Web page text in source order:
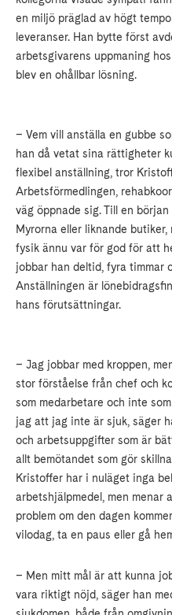
en miljö präglad av högt
leveranser. Han bytte först
arbetsgivarens uppmaning
blev en ohållbar lösning.
– Vem vill anställa en gubbe
han då vetat sina rättigheter
flexibel anställning, tror
Arbetsförmedlingen,
väg öppnade sig. Till en
Myrorna eller liknande
fysik ännu var för god för att
jobbar han deltid, fyra timmar
Anställningen är
hans förutsättningar.
– Jag jobbar med kroppen,
stor förståelse från chef och
som medarbetare och inte
jag att jag inte är sjuk, säger
och arbetsuppgifter som är
allt bemötandet som gör
Kristoffer har i nuläget inga
arbetshjälpmedel, men menar
problem om den dagen
vilodag, ta en paus eller gå
– Men mitt mål är att kunna
vara riktigt nöjd, säger han